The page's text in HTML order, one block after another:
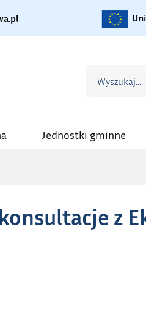
Jednostki gminne
z